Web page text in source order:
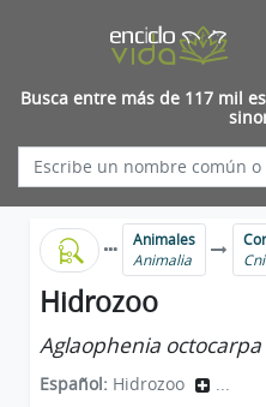
Busca entre más de 117 mil
Animales
Animalia
Hidrozoo
Aglaophenia octocarpa
Español: Hidrozoo ...